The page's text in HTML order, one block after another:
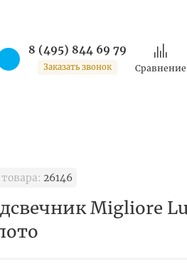
8 (495) 844 69 79
Заказать звонок Сравнение
26146
Migliore